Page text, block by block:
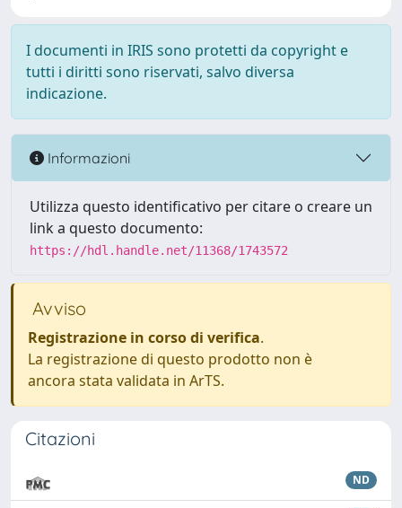
I documenti in IRIS sono protetti da copyright e
tutti i diritti sono riservati, salvo diversa
indicazione.
Informazioni
Utilizza questo identificativo per citare o creare un
link a questo documento:
https://hdl.handle.net/11368/1743572
Avviso
Registrazione in corso di verifica.
La registrazione di questo prodotto non è
ancora stata validata in ArTS.
Citazioni
ND